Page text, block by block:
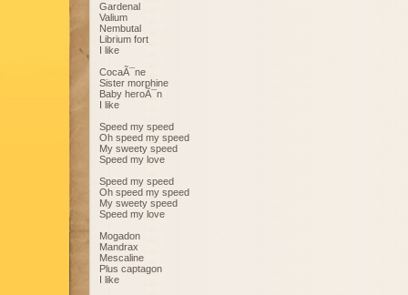
Gardenal
Valium
Nembutal
Librium fort
I like
CocaÃ¯ne
Sister morphine
Baby heroÃ¯n
I like
Speed my speed
Oh speed my speed
My sweety speed
Speed my love
Speed my speed
Oh speed my speed
My sweety speed
Speed my love
Mogadon
Mandrax
Mescaline
Plus captagon
I like